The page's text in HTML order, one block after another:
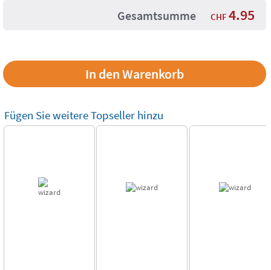
Gesamtsumme CHF4.95
Fügen Sie weitere Topseller hinzu